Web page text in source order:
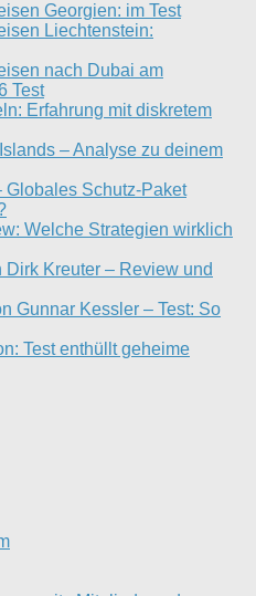
Georgien: im Test
Liechtenstein:
nach Dubai am
Test
Erfahrung mit diskretem
– Analyse zu deinem
Schutz-Paket
Welche Strategien wirklich
Dirk Kreuter – Review und
Gunnar Kessler – Test: So
Test enthüllt geheime